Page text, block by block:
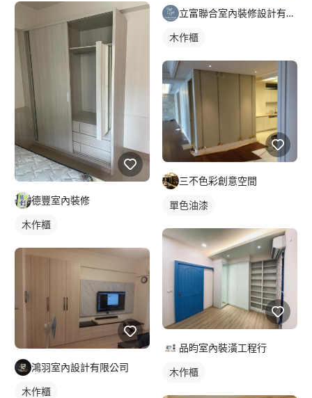
德豐室內裝修
木作櫃
鴻羽室內設計有限公司
木作櫃
立富聯合室內裝修設計有限公司
木作櫃
三不色彩創意空間
單色油漆
品昀室內裝潢工程行
木作櫃